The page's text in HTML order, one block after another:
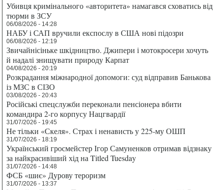
Убивця кримінального «авторитета» намагався сховатись від
тюрми в ЗСУ
06/08/2026 - 14:28
НАБУ і САП вручили експослу в США нові підозри
06/08/2026 - 12:19
Звичайнісіньке шкідництво. Джипери і мотокросери хочуть
й надалі знищувати природу Карпат
04/08/2026 - 20:19
Розкрадання міжнародної допомоги: суд відправив Банькова
із МЗС в СІЗО
03/08/2026 - 20:43
Російські спецслужби переконали пенсіонера вбити
командира 2-го корпусу Нацгвардії
31/07/2026 - 19:45
Не тільки «Скеля». Страх і ненависть у 225-му ОШП
31/07/2026 - 18:19
Український гросмейстер Ігор Самуненков отримав відзнаку
за найкрасивіший хід на Titled Tuesday
31/07/2026 - 14:48
ФСБ «шиє» Дурову тероризм
31/07/2026 - 13:37